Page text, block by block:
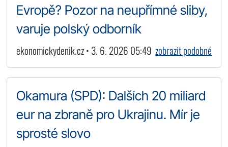
Evropě? Pozor na neupřímné sliby,
varuje polský odborník
ekonomickydenik.cz • 3. 6. 2026 05:49 zobrazit podobné
Okamura (SPD): Dalších 20 miliard
eur na zbraně pro Ukrajinu. Mír je
sprosté slovo